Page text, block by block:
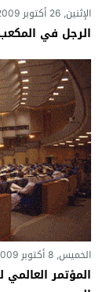
الإثنين, 26 أكتوبر 2009
الرجل في
الخميس, 8 أكتوبر 2009
المؤتمر